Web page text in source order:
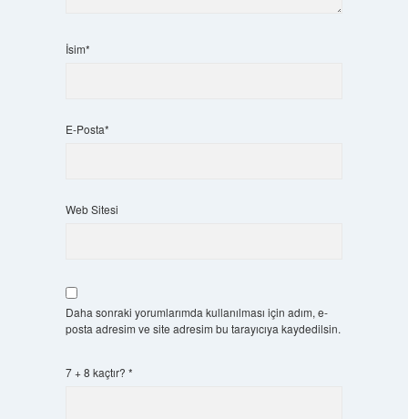
İsim*
E-Posta*
Web Sitesi
Daha sonraki yorumlarımda kullanılması için adım, e-
posta adresim ve site adresim bu tarayıcıya kaydedilsin.
7 + 8 kaçtır? *